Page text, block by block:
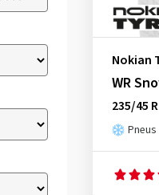
Nokian
WR
235/45